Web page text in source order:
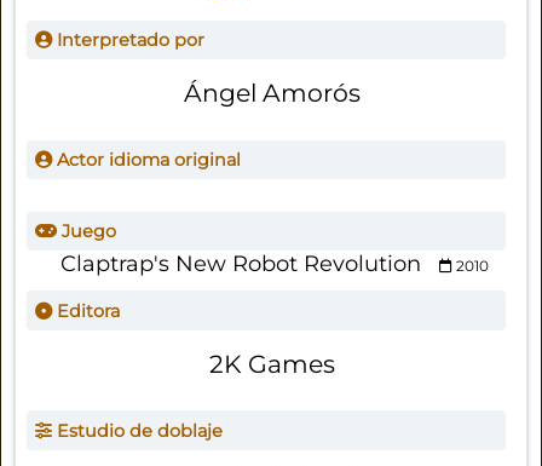
Interpretado por
Ángel Amorós
Actor idioma original
Juego
Claptrap's New Robot Revolution 2010
Editora
2K Games
Estudio de doblaje